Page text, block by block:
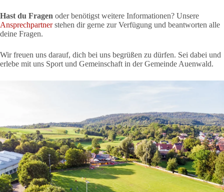
Hast du Fragen oder benötigst weitere Informationen? Unsere
Ansprechpartnerstehen dir gerne zur Verfügung und beantworten alle
deine Fragen.
Wir freuen uns darauf, dich bei uns begrüßen zu dürfen. Sei dabei und
erlebe mit uns Sport und Gemeinschaft in der Gemeinde Auenwald.